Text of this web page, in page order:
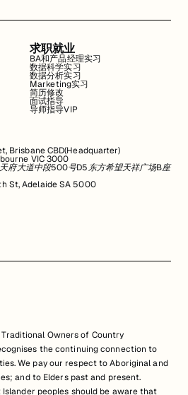
求职就业
BA和产品经理实习
数据科学实习
数据分析实习
Marketing实习
简历修改
面试指导
导师指导VIP
Brisbane CBD(Headquarter)
VIC 3000
府大道中段500号D5东方希望天祥广场B座
St, Adelaide SA 5000
Owners of Country
the continuing connection to
We pay our respect to Aboriginal and
and to Elders past and present.
peoples should be aware that